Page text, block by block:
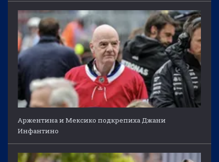
Аржентина и Мексико подкрепиха Джани
Инфантино